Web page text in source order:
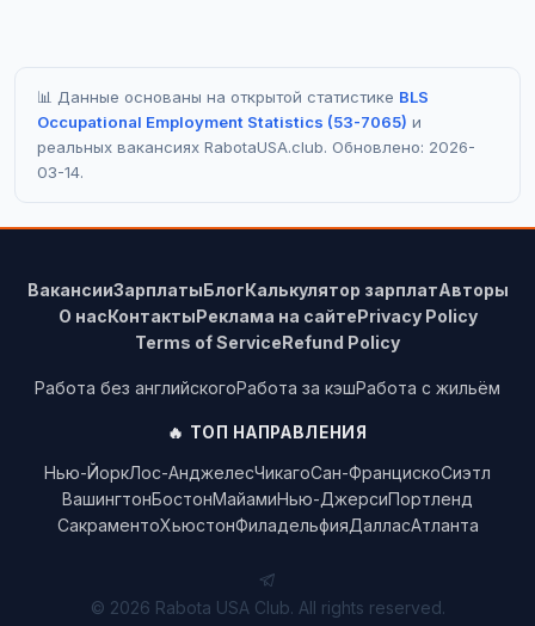
📊 Данные основаны на открытой статистике BLS
Occupational Employment Statistics (53-7065) и
реальных вакансиях RabotaUSA.club. Обновлено: 2026-
03-14.
ВакансииЗарплатыБлогКалькулятор зарплатАвторы
О насКонтактыРеклама на сайтеPrivacy Policy
Terms of ServiceRefund Policy
Работа без английскогоРабота за кэшРабота с жильём
🔥 ТОП НАПРАВЛЕНИЯ
Нью-ЙоркЛос-АнджелесЧикагоСан-ФранцискоСиэтл
ВашингтонБостонМайамиНью-ДжерсиПортленд
СакраментоХьюстонФиладельфияДалласАтланта
© 2026 Rabota USA Club. All rights reserved.